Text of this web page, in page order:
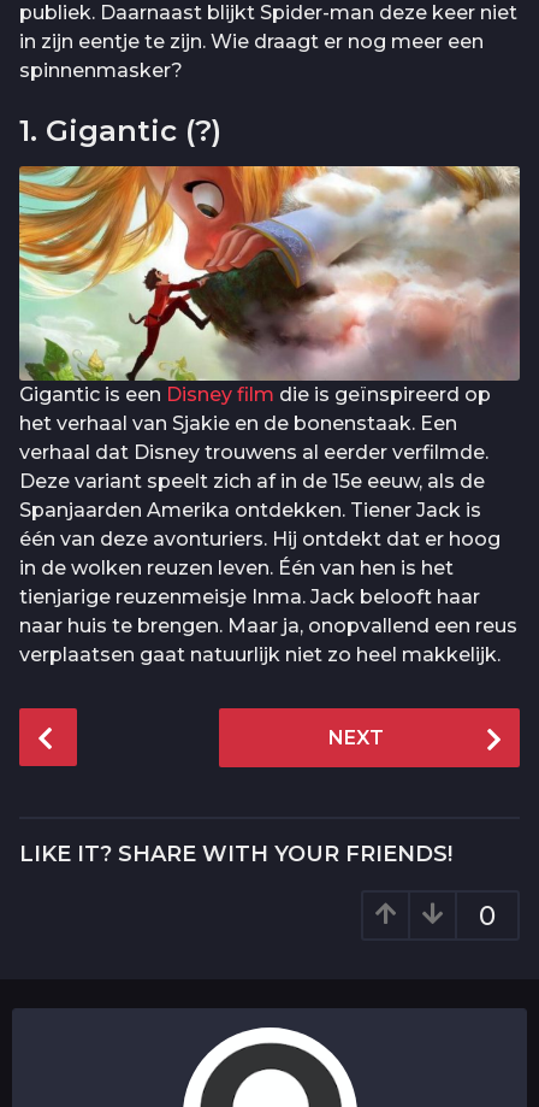
publiek. Daarnaast blijkt Spider-man deze keer niet
in zijn eentje te zijn. Wie draagt er nog meer een
spinnenmasker?
1. Gigantic (?)
Gigantic is een Disney film die is geïnspireerd op
het verhaal van Sjakie en de bonenstaak. Een
verhaal dat Disney trouwens al eerder verfilmde.
Deze variant speelt zich af in de 15e eeuw, als de
Spanjaarden Amerika ontdekken. Tiener Jack is
één van deze avonturiers. Hij ontdekt dat er hoog
in de wolken reuzen leven. Één van hen is het
tienjarige reuzenmeisje Inma. Jack belooft haar
naar huis te brengen. Maar ja, onopvallend een reus
verplaatsen gaat natuurlijk niet zo heel makkelijk.
o
P
a
NEXT
LIKE IT? SHARE WITH YOUR FRIENDS!
0